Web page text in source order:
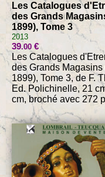
Les Catalogues
des Grands
1899), Tome 3
2013
39.00€
Les Catalogues
des Grands Magasins
1899), Tome 3, de F.
Ed. Polichinelle, 21
cm, broché avec 272